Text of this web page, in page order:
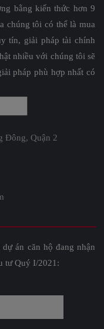
bằng kiến thức hơn 9
chúng tôi có thể là mua
tín, giải pháp tài chính
nhiều với chúng tôi sẽ
pháp phù hợp nhất có
Đông, Quận 2
án căn hộ đang nhận
tư Quý I/2021: